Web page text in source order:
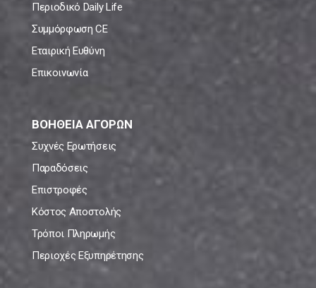
Περιοδικό Daily Life
Συμμόρφωση CE
Εταιρική Ευθύνη
Επικοινωνία
ΒΟΗΘΕΙΑ ΑΓΟΡΩΝ
Συχνές Ερωτήσεις
Παραδόσεις
Επιστροφές
Κόστος Αποστολής
Τρόποι Πληρωμής
Περιοχές Εξυπηρέτησης